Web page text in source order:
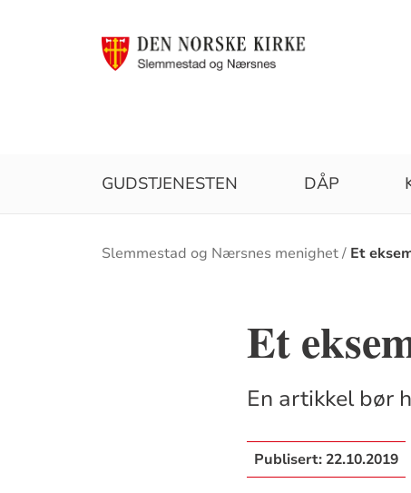
GUDSTJENESTEN DÅP
Brødsmulesti
Slemmestad og Nærsnes menighet Et
Et
En artikkel bør
Publisert: 22.10.2019